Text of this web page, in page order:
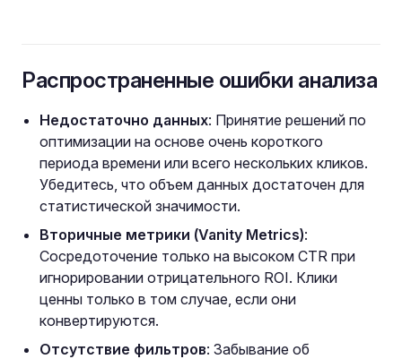
Распространенные ошибки анализа
Недостаточно данных: Принятие решений по
оптимизации на основе очень короткого
периода времени или всего нескольких кликов.
Убедитесь, что объем данных достаточен для
статистической значимости.
Вторичные метрики (Vanity Metrics):
Сосредоточение только на высоком CTR при
игнорировании отрицательного ROI. Клики
ценны только в том случае, если они
конвертируются.
Отсутствие фильтров: Забывание об